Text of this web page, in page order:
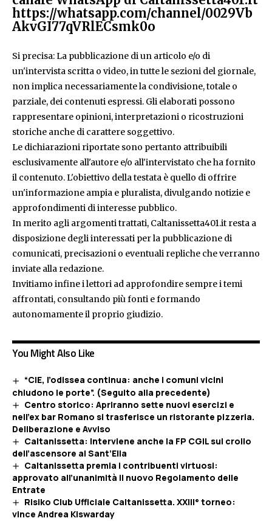
https://whatsapp.com/channel/0029Vb
AkvGI77qVRlECsmk0o
Si precisa: La pubblicazione di un articolo e/o di
un'intervista scritta o video, in tutte le sezioni del giornale,
non implica necessariamente la condivisione, totale o
parziale, dei contenuti espressi. Gli elaborati possono
rappresentare opinioni, interpretazioni o ricostruzioni
storiche anche di carattere soggettivo.
Le dichiarazioni riportate sono pertanto attribuibili
esclusivamente all'autore e/o all'intervistato che ha fornito
il contenuto. L'obiettivo della testata è quello di offrire
un'informazione ampia e pluralista, divulgando notizie e
approfondimenti di interesse pubblico.
In merito agli argomenti trattati, Caltanissetta401.it resta a
disposizione degli interessati per la pubblicazione di
comunicati, precisazioni o eventuali repliche che verranno
inviate alla redazione.
Invitiamo infine i lettori ad approfondire sempre i temi
affrontati, consultando più fonti e formando
autonomamente il proprio giudizio.
You Might Also Like
“CIE, l’odissea continua: anche i comuni vicini
chiudono le porte”. (Seguito alla precedente)
Centro storico: Apriranno sette nuovi esercizi e
nell’ex bar Romano si trasferisce un ristorante pizzeria.
Deliberazione e Avviso
Caltanissetta: Interviene anche la FP CGIL sul crollo
dell’ascensore al Sant’Elia
Caltanissetta premia i contribuenti virtuosi:
approvato all’unanimità il nuovo Regolamento delle
Entrate
Risiko Club Ufficiale Caltanissetta. XXIII° torneo:
vince Andrea Kiswarday